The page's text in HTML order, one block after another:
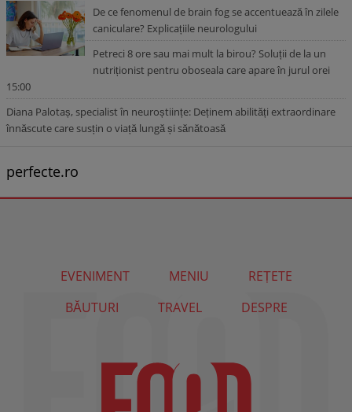
De ce fenomenul de brain fog se accentuează în zilele
caniculare? Explicațiile neurologului
Petreci 8 ore sau mai mult la birou? Soluții de la un
nutriționist pentru oboseala care apare în jurul orei
15:00
Diana Palotaș, specialist în neuroștiințe: Deținem abilități extraordinare
înnăscute care susțin o viață lungă și sănătoasă
perfecte.ro
EVENIMENT MENIU
REȚETE
BĂUTURI
TRAVEL DESPRE